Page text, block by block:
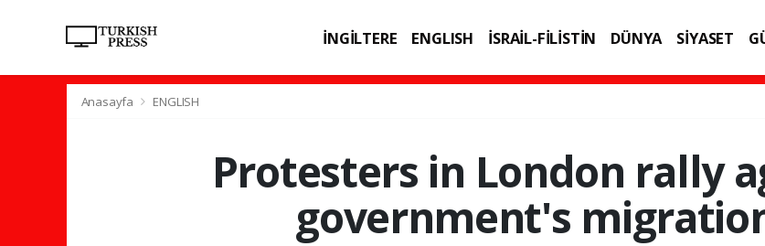
İNGİLTERE ENGLISH İSRAİL-FİLİSTİN DÜNYA SİYASET
Anasayfa ENGLISH
Protesters in London rally
government's